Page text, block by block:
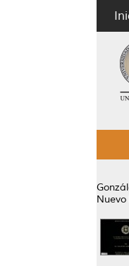
Nuevo